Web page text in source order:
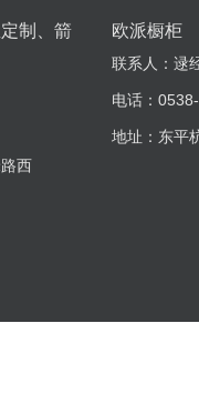
制、箭
西
欧派橱柜
联系人：逯
电话：
地址：东平